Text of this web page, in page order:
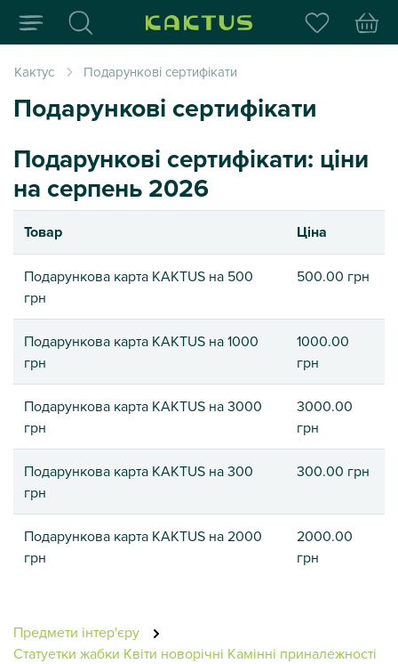
Інтернет-магазин
Кактус Подарункові сертифікати
Подарункові сертифікати
Подарункові сертифікати: ціни
на серпень 2026
Товар Ціна
Подарункова карта KAKTUS на 500
грн
500.00 грн
Подарункова карта KAKTUS на 1000
грн
1000.00
грн
Подарункова карта KAKTUS на 3000
грн
3000.00
грн
Подарункова карта KAKTUS на 300
грн
300.00 грн
Подарункова карта KAKTUS на 2000
грн
2000.00
грн
Предмети інтер'єру
Статуетки жабки Квіти новорічні Камінні приналежності